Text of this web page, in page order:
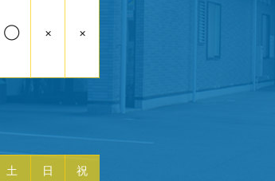
◯ × ×
土 日 祝